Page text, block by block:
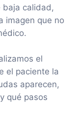
baja calidad,
imagen que no
el
el paciente la
aparecen,
qué pasos